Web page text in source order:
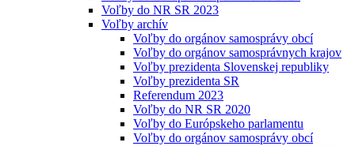
Voľby do NR SR 2023
Voľby archív
Voľby do orgánov samosprávy obcí
Voľby do orgánov samosprávnych krajov
Voľby prezidenta Slovenskej republiky
Voľby prezidenta SR
Referendum 2023
Voľby do NR SR 2020
Voľby do Európskeho parlamentu
Voľby do orgánov samosprávy obcí